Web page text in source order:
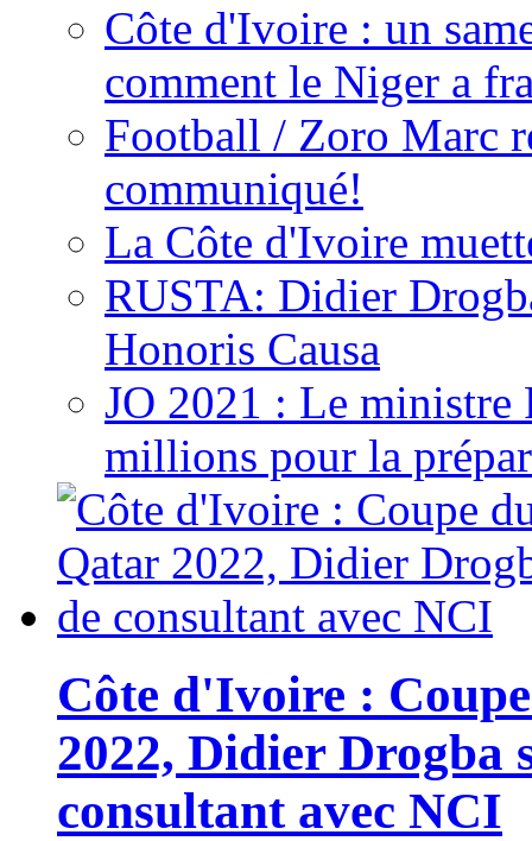
Côte d'Ivoire : un
comment le Niger a
Football / Zoro Marc
communiqué!
La Côte d'Ivoire
RUSTA: Didier
Honoris Causa
JO 2021 : Le ministre
millions pour la
Côte d'Ivoire :
2022, Didier Drogba
consultant avec NCI